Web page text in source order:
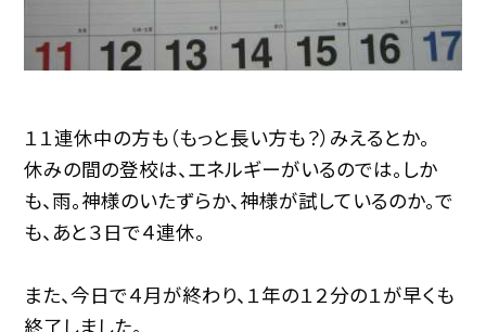
１１連休中の方も（もっと長い方も？）みえるとか。
休みの間の登校は、エネルギーがいるのでは。しか
も、雨。神様のいたずらか、神様が試しているのか。で
も、あと３日で４連休。
また、今日で４月が終わり、１年の１２分の１が早くも
終了しました。